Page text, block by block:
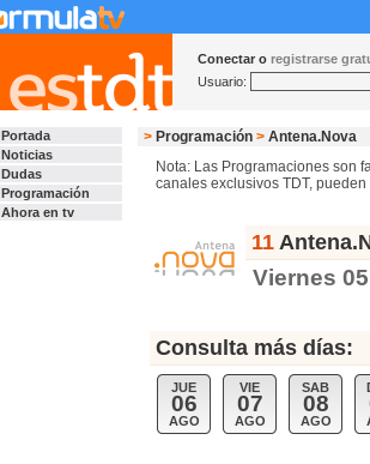
Conectar o registrarse
Usuario:
Portada
Noticias
Dudas
Programación
Ahora en tv
> Programación > Antena.Nova
Nota: Las Programaciones son
canales exclusivos TDT,
11
Viernes
Consulta más días:
JUE
06
AGO
VIE
07
AGO
SAB
08
AGO